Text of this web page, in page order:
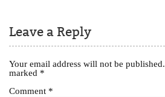
Leave a Reply
Your email address will not be published.
marked *
Comment *